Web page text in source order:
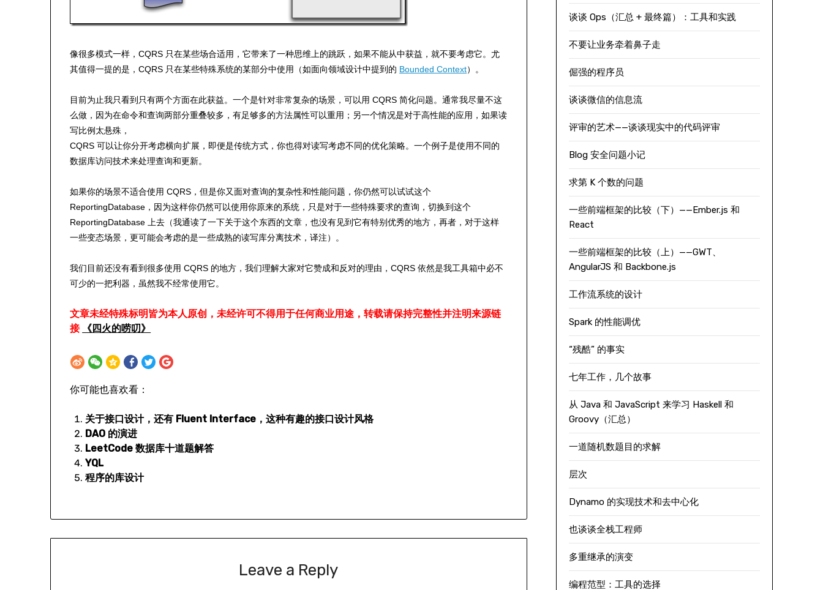
像很多模式一样，CQRS 只在某些场合适用，它带来了一种思维上的跳跃，如果不能从中获益，就不要考虑它。尤
其值得一提的是，CQRS 只在某些特殊系统的某部分中使用（如面向领域设计中提到的 Bounded Context）。
目前为止我只看到只有两个方面在此获益。一个是针对非常复杂的场景，可以用 CQRS 简化问题。通常我尽量不这
么做，因为在命令和查询两部分重叠较多，有足够多的方法属性可以重用；另一个情况是对于高性能的应用，如果读
写比例太悬殊，
CQRS 可以让你分开考虑横向扩展，即便是传统方式，你也得对读写考虑不同的优化策略。一个例子是使用不同的
数据库访问技术来处理查询和更新。
如果你的场景不适合使用 CQRS，但是你又面对查询的复杂性和性能问题，你仍然可以试试这个
ReportingDatabase，因为这样你仍然可以使用你原来的系统，只是对于一些特殊要求的查询，切换到这个
ReportingDatabase 上去（我通读了一下关于这个东西的文章，也没有见到它有特别优秀的地方，再者，对于这样
一些变态场景，更可能会考虑的是一些成熟的读写库分离技术，译注）。
我们目前还没有看到很多使用 CQRS 的地方，我们理解大家对它赞成和反对的理由，CQRS 依然是我工具箱中必不
可少的一把利器，虽然我不经常使用它。
文章未经特殊标明皆为本人原创，未经许可不得用于任何商业用途，转载请保持完整性并注明来源链
接
《四火的唠叨》
你可能也喜欢看：
关于接口设计，还有 Fluent Interface，这种有趣的接口设计风格
DAO 的演进
LeetCode 数据库十道题解答
YQL
程序的库设计
Leave a Reply
谈谈 Ops（汇总 + 最终篇）：工具和实践
不要让业务牵着鼻子走
倔强的程序员
谈谈微信的信息流
评审的艺术——谈谈现实中的代码评审
Blog 安全问题小记
求第 K 个数的问题
一些前端框架的比较（下）——Ember.js 和
React
一些前端框架的比较（上）——GWT、
AngularJS 和 Backbone.js
工作流系统的设计
Spark 的性能调优
“残酷” 的事实
七年工作，几个故事
从 Java 和 JavaScript 来学习 Haskell 和
Groovy（汇总）
一道随机数题目的求解
层次
Dynamo 的实现技术和去中心化
也谈谈全栈工程师
多重继承的演变
编程范型：工具的选择